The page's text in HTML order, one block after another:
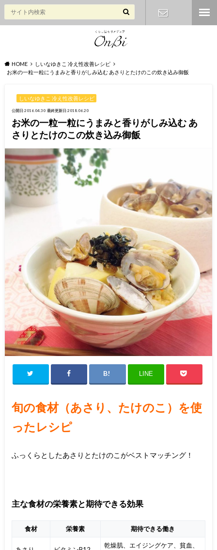
HOME
しいなゆきこ 冷え性改善レシピ
お米の一粒一粒にうまみと香りがしみ込む あさりとたけのこの炊き込み御飯
しいなゆきこ 冷え性改善レシピ
公開日:2016.04.30 最終更新日:2018.06.20
お米の一粒一粒にうまみと香りがしみ込む あ
さりとたけのこの炊き込み御飯
LINE
旬の食材（あさり、たけのこ）を使
ったレシピ
ふっくらとしたあさりとたけのこがベストマッチング！
主な食材の栄養素と期待できる効果
食材 栄養素 期待できる働き
乾燥肌、エイジングケア、貧血、